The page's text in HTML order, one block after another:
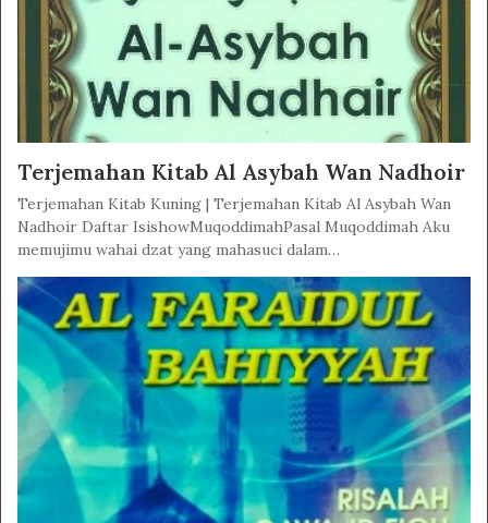
Terjemahan Kitab Al Asybah Wan Nadhoir
Terjemahan Kitab Kuning | Terjemahan Kitab Al Asybah Wan
Nadhoir Daftar IsishowMuqoddimahPasal Muqoddimah Aku
memujimu wahai dzat yang mahasuci dalam…